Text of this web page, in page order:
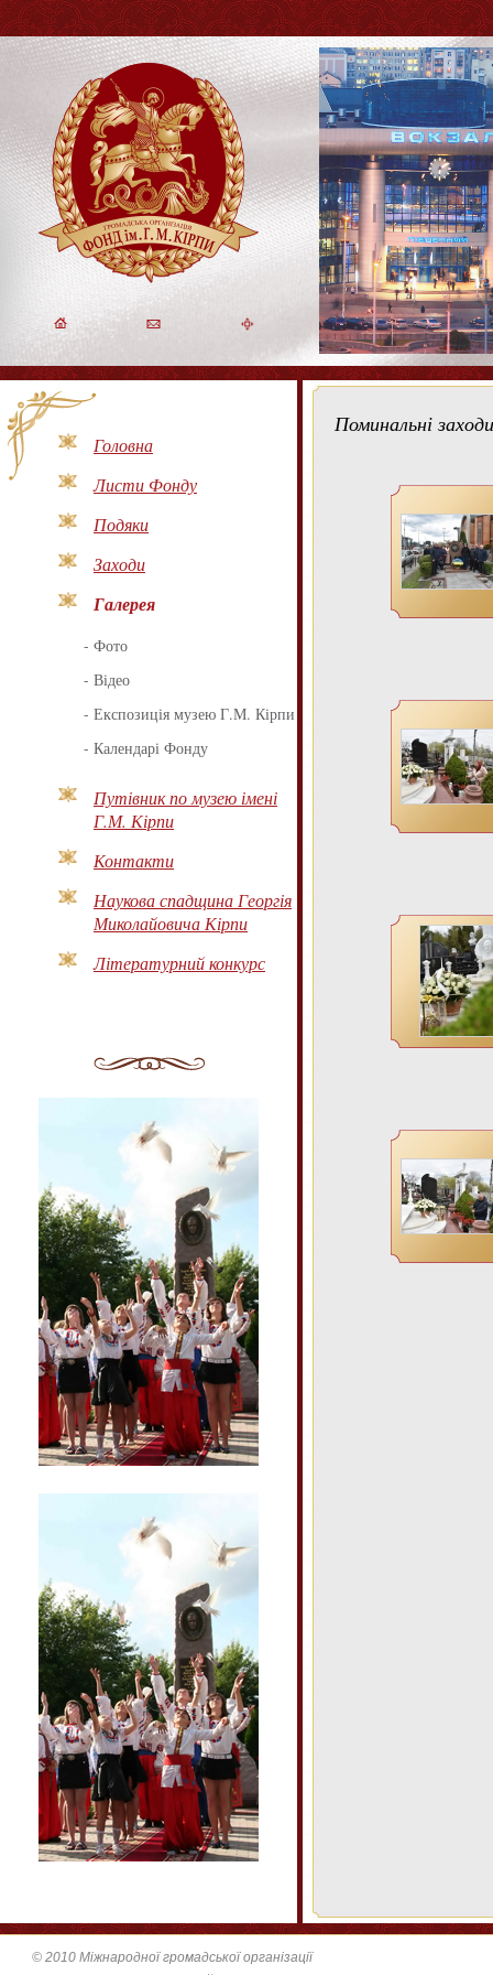
Головна
Листи Фонду
Подяки
Заходи
Галерея
- Фото
- Відео
- Експозиція музею Г.М. Кірпи
- Календарі Фонду
Путівник по музею імені
Г.М. Кірпи
Контакти
Наукова спадщина Георгія
Миколайовича Кірпи
Літературний конкурс
Поминальні
© 2010 Міжнародної громадської організації